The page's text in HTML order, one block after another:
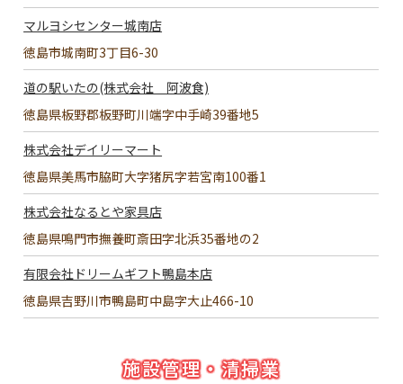
マルヨシセンター城南店
徳島市城南町3丁目6-30
道の駅いたの(株式会社 阿波食)
徳島県板野郡板野町川端字中手崎39番地5
株式会社デイリーマート
徳島県美馬市脇町大字猪尻字若宮南100番1
株式会社なるとや家具店
徳島県鳴門市撫養町斎田字北浜35番地の2
有限会社ドリームギフト鴨島本店
徳島県吉野川市鴨島町中島字大止466-10
施設管理・清掃業